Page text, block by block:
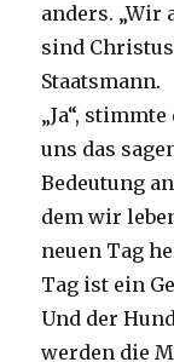
anders. „Wir
sind
Staatsmann.
„Ja“,
uns das
Bedeutung
dem wir
neuen Tag
Tag ist ein
Und der
werden die